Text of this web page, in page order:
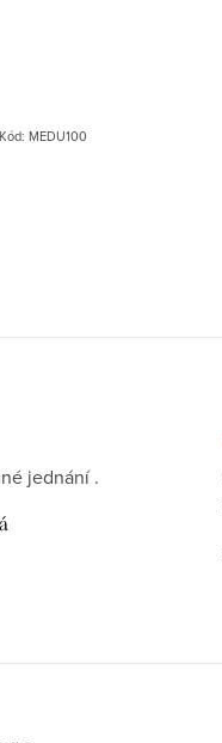
Kód:MEDU100
jednání .